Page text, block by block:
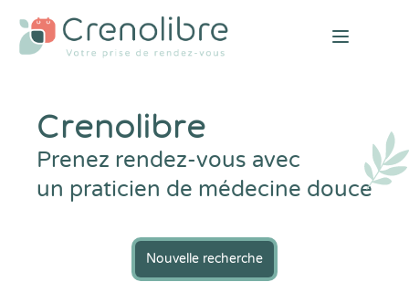
Open
Crenolibre
Prenez rendez-vous avec
un praticien de médecine douce
Nouvelle recherche